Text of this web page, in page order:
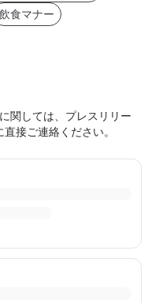
飲食マナー
関しては、プレスリリー
接ご連絡ください。